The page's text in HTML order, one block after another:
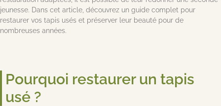
jeunesse. Dans cet article, découvrez un guide complet pour
restaurer vos tapis usés et préserver leur beauté pour de
nombreuses années.
Pourquoi restaurer un tapis
usé ?